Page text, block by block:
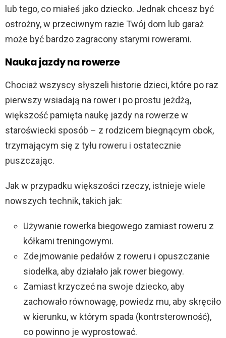
lub tego, co miałeś jako dziecko. Jednak chcesz być
ostrożny, w przeciwnym razie Twój dom lub garaż
może być bardzo zagracony starymi rowerami.
Nauka jazdy na rowerze
Chociaż wszyscy słyszeli historie dzieci, które po raz
pierwszy wsiadają na rower i po prostu jeżdżą,
większość pamięta naukę jazdy na rowerze w
staroświecki sposób – z rodzicem biegnącym obok,
trzymającym się z tyłu roweru i ostatecznie
puszczając.
Jak w przypadku większości rzeczy, istnieje wiele
nowszych technik, takich jak:
Używanie rowerka biegowego zamiast roweru z
kółkami treningowymi.
Zdejmowanie pedałów z roweru i opuszczanie
siodełka, aby działało jak rower biegowy.
Zamiast krzyczeć na swoje dziecko, aby
zachowało równowagę, powiedz mu, aby skręciło
w kierunku, w którym spada (kontrsterowność),
co powinno je wyprostować.